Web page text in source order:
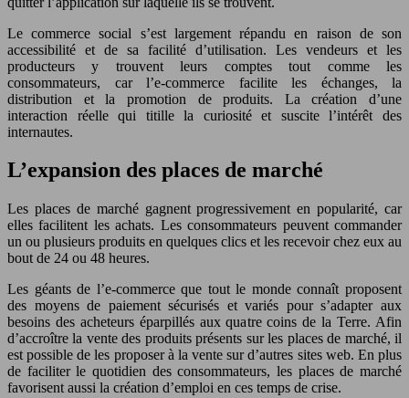
Le commerce social s’est largement répandu en raison de son
accessibilité et de sa facilité d’utilisation. Les vendeurs et les
producteurs y trouvent leurs comptes tout comme les
consommateurs, car l’e-commerce facilite les échanges, la
distribution et la promotion de produits. La création d’une
interaction réelle qui titille la curiosité et suscite l’intérêt des
internautes.
L’expansion des places de marché
Les places de marché gagnent progressivement en popularité, car
elles facilitent les achats. Les consommateurs peuvent commander
un ou plusieurs produits en quelques clics et les recevoir chez eux au
bout de 24 ou 48 heures.
Les géants de l’e-commerce que tout le monde connaît proposent
des moyens de paiement sécurisés et variés pour s’adapter aux
besoins des acheteurs éparpillés aux quatre coins de la Terre. Afin
d’accroître la vente des produits présents sur les places de marché, il
est possible de les proposer à la vente sur d’autres sites web. En plus
de faciliter le quotidien des consommateurs, les places de marché
favorisent aussi la création d’emploi en ces temps de crise.